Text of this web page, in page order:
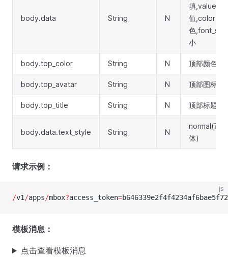
body.data String N
填,value为
值,color为
色
小
body.top_color String N 顶部颜色
body.top_avatar String N 顶部图标
body.top_title String N 顶部标题
body.data.text_style String N
normal(正
体)
请求示例：
js
/v1 /apps/mbox?access_token=
模板消息：
点击查看模板消息